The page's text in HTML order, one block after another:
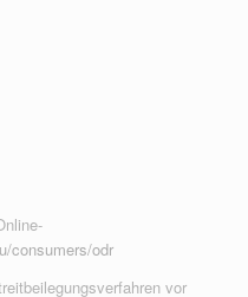
consumers/odr
vor